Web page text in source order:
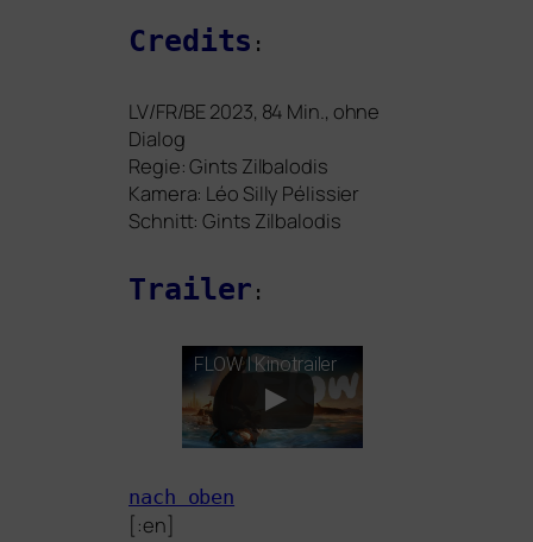
Credits :
LV/FR/BE2023, 84 Min., ohne
Dialog
Regie: Gints Zilbalodis
Kamera: Léo Silly Pélissier
Schnitt:Gints Zilbalodis
Trailer :
FLOWl Kinotrailer
nach oben
[:en]